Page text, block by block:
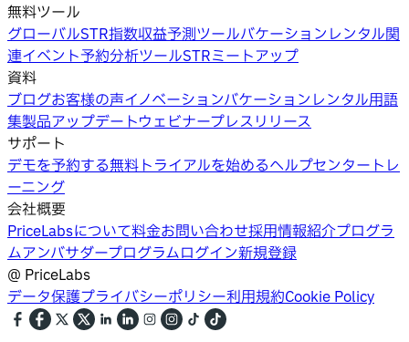
無料ツール
グローバルSTR指数収益予測ツールバケーションレンタル関
連イベント予約分析ツールSTRミートアップ
資料
ブログお客様の声イノベーションバケーションレンタル用語
集製品アップデートウェビナープレスリリース
サポート
デモを予約する無料トライアルを始めるヘルプセンタートレ
ーニング
会社概要
PriceLabsについて料金お問い合わせ採用情報紹介プログラ
ムアンバサダープログラムログイン新規登録
@ PriceLabs
データ保護プライバシーポリシー利用規約Cookie Policy